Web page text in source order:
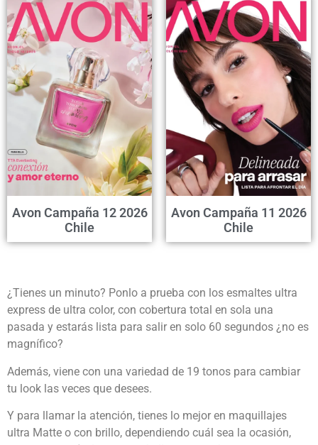
Avon Campaña 12 2026
Chile
Avon Campaña 11 2026
Chile
¿Tienes un minuto? Ponlo a prueba con los esmaltes ultra
express de ultra color, con cobertura total en sola una
pasada y estarás lista para salir en solo 60 segundos ¿no es
magnífico?
Además, viene con una variedad de 19 tonos para cambiar
tu look las veces que desees.
Y para llamar la atención, tienes lo mejor en maquillajes
ultra Matte o con brillo, dependiendo cuál sea la ocasión,